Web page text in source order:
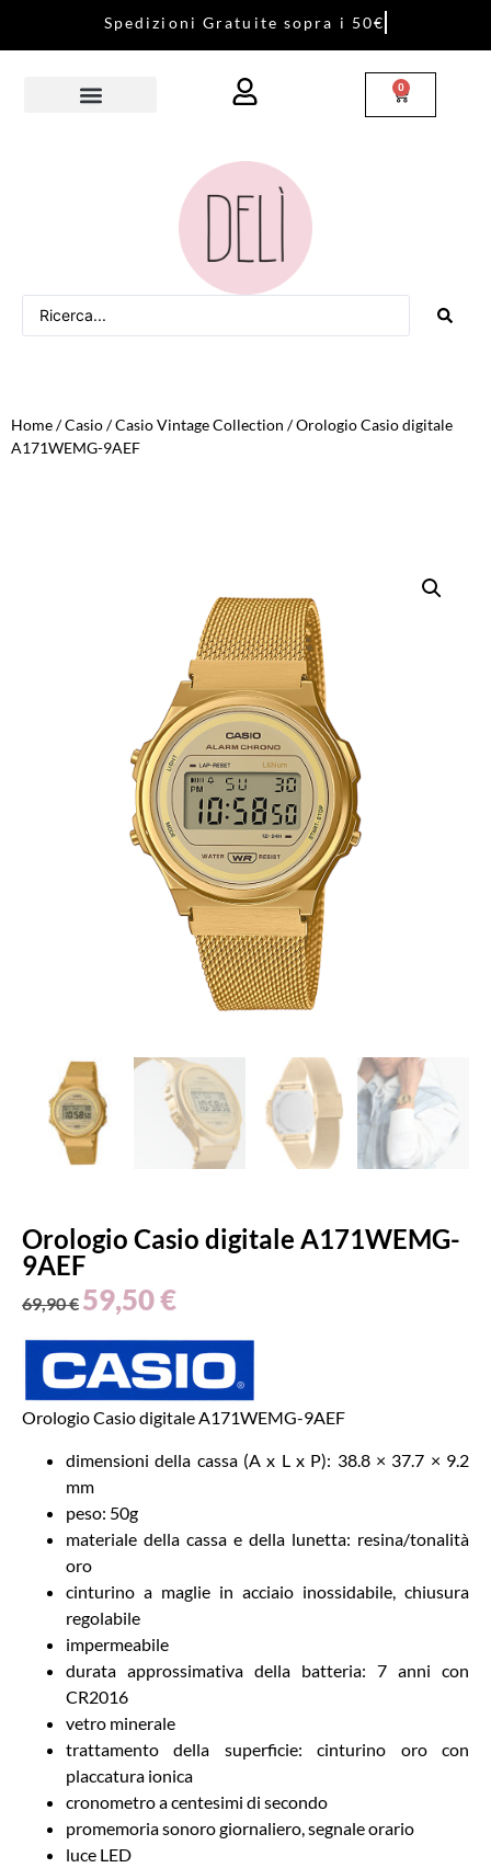
Sped izi on i Gratu ite sopra i 50€
0
Home/Casio/Casio Vintage Collection / Orologio Casio digitale
A171WEMG-9AEF
Orologio Casio digitale A171WEMG-
9AEF
69,90€ 59,50€
Orologio Casio digitale A171WEMG-9AEF
dimensioni della cassa (A x L x P): 38.8 × 37.7 × 9.2
mm
peso: 50g
materiale della cassa e della lunetta: resina/tonalità
oro
cinturino a maglie in acciaio inossidabile, chiusura
regolabile
impermeabile
durata approssimativa della batteria: 7 anni con
CR2016
vetro minerale
trattamento della superficie: cinturino oro con
placcatura ionica
cronometro a centesimi di secondo
promemoria sonoro giornaliero, segnale orario
luce LED